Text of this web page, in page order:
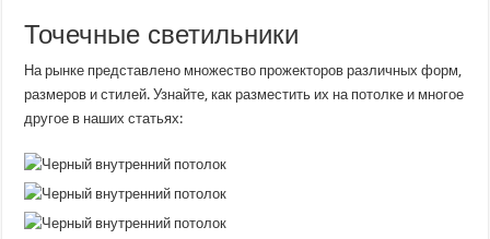
Точечные светильники
На рынке представлено множество прожекторов различных форм,
размеров и стилей. Узнайте, как разместить их на потолке и многое
другое в наших статьях: